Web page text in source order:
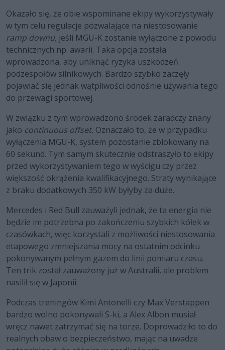
Okazało się, że obie wspominane ekipy wykorzystywały
w tym celu regulacje pozwalające na niestosowanie
ramp downu, jeśli MGU-K zostanie wyłączone z powodu
technicznych np. awarii. Taka opcja została
wprowadzona, aby uniknąć ryzyka uszkodzeń
podzespołów silnikowych. Bardzo szybko zaczęły
pojawiać się jednak wątpliwości odnośnie używania tego
do przewagi sportowej.
W związku z tym wprowadzono środek zaradczy znany
jako continuous offset. Oznaczało to, że w przypadku
wyłączenia MGU-K, system pozostanie zblokowany na
60 sekund. Tym samym skutecznie odstraszyło to ekipy
przed wykorzystywaniem tego w wyścigu czy przez
większość okrążenia kwalifikacyjnego. Straty wynikające
z braku dodatkowych 350 kW byłyby za duże.
Mercedes i Red Bull zauważyli jednak, że ta energia nie
będzie im potrzebna po zakończeniu szybkich kółek w
czasówkach, więc korzystali z możliwości niestosowania
etapowego zmniejszania mocy na ostatnim odcinku
pokonywanym pełnym gazem do linii pomiaru czasu.
Ten trik został zauważony już w Australii, ale problem
nasilił się w Japonii.
Podczas treningów Kimi Antonelli czy Max Verstappen
bardzo wolno pokonywali S-ki, a Alex Albon musiał
wręcz nawet zatrzymać się na torze. Doprowadziło to do
realnych obaw o bezpieczeństwo, mając na uwadze